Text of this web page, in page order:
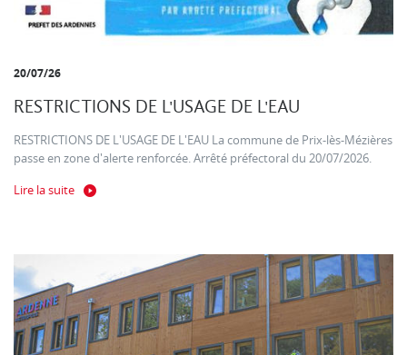
20/07/26
RESTRICTIONS DE L'USAGE DE L'EAU
RESTRICTIONS DE L'USAGE DE L'EAU La commune de Prix-lès-Mézières
passe en zone d'alerte renforcée. Arrêté préfectoral du 20/07/2026.
Lire la suite